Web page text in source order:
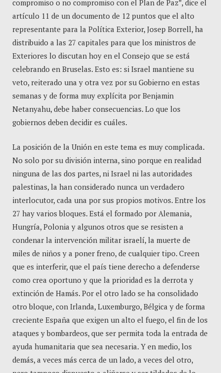
compromiso o no compromiso con el Plan de Paz”, dice el
artículo 11 de un documento de 12 puntos que el alto
representante para la Política Exterior, Josep Borrell, ha
distribuido a las 27 capitales para que los ministros de
Exteriores lo discutan hoy en el Consejo que se está
celebrando en Bruselas. Esto es: si Israel mantiene su
veto, reiterado una y otra vez por su Gobierno en estas
semanas y de forma muy explícita por Benjamin
Netanyahu, debe haber consecuencias. Lo que los
gobiernos deben decidir es cuáles.
La posición de la Unión en este tema es muy complicada.
No solo por su división interna, sino porque en realidad
ninguna de las dos partes, ni Israel ni las autoridades
palestinas, la han considerado nunca un verdadero
interlocutor, cada una por sus propios motivos. Entre los
27 hay varios bloques. Está el formado por Alemania,
Hungría, Polonia y algunos otros que se resisten a
condenar la intervención militar israelí, la muerte de
miles de niños y a poner freno, de cualquier tipo. Creen
que es interferir, que el país tiene derecho a defenderse
como crea oportuno y que la prioridad es la derrota y
extinción de Hamás. Por el otro lado se ha consolidado
otro bloque, con Irlanda, Luxemburgo, Bélgica y de forma
creciente España que exigen un alto el fuego, el fin de los
ataques y bombardeos, que ser permita toda la entrada de
ayuda humanitaria que sea necesaria. Y en medio, los
demás, a veces más cerca de un lado, a veces del otro,